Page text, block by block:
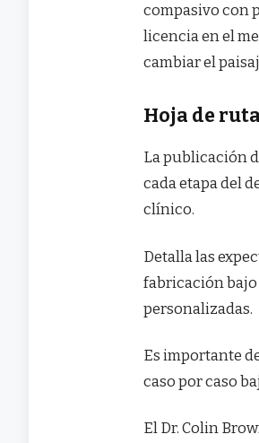
compasivo con
licencia en el
cambiar el
Hoja de
La publicación
cada etapa del
clínico.
Detalla las
fabricación bajo
personalizadas.
Es importante
caso por caso
El Dr. Colin